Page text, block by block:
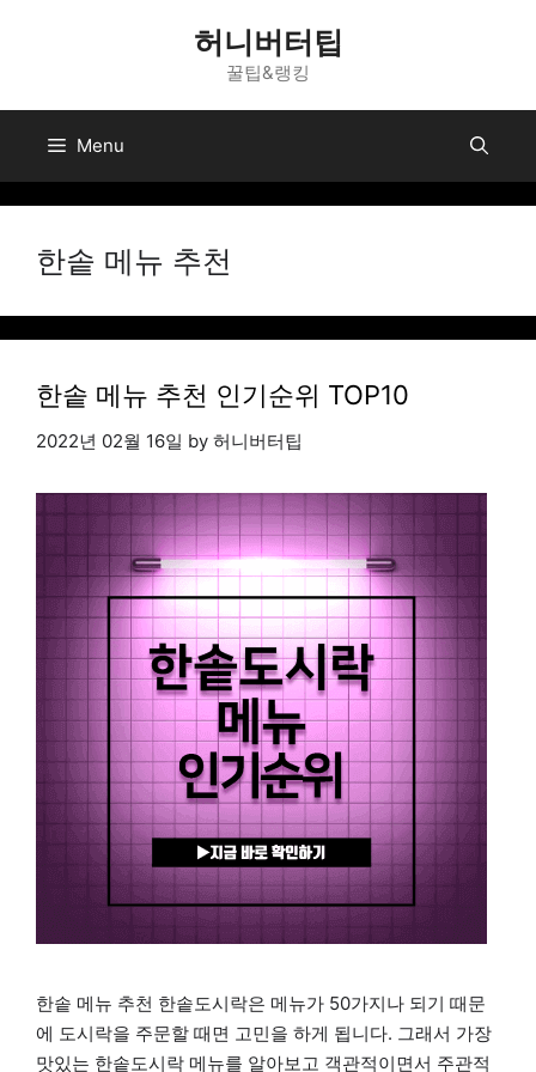
허니버터팁
꿀팁&랭킹
Menu
한솥 메뉴 추천
한솥 메뉴 추천 인기순위 TOP10
2022년 02월 16일 by 허니버터팁
한솥 메뉴 추천 한솥도시락은 메뉴가 50가지나 되기 때문
에 도시락을 주문할 때면 고민을 하게 됩니다. 그래서 가장
맛있는 한솥도시락 메뉴를 알아보고 객관적이면서 주관적